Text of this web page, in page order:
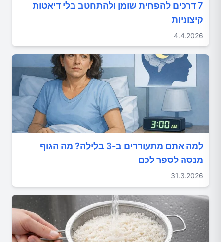
7 דרכים להפחית שומן ולהתחטב בלי דיאטות
קיצוניות
4.4.2026
למה אתם מתעוררים ב-3 בלילה? מה הגוף
מנסה לספר לכם
31.3.2026